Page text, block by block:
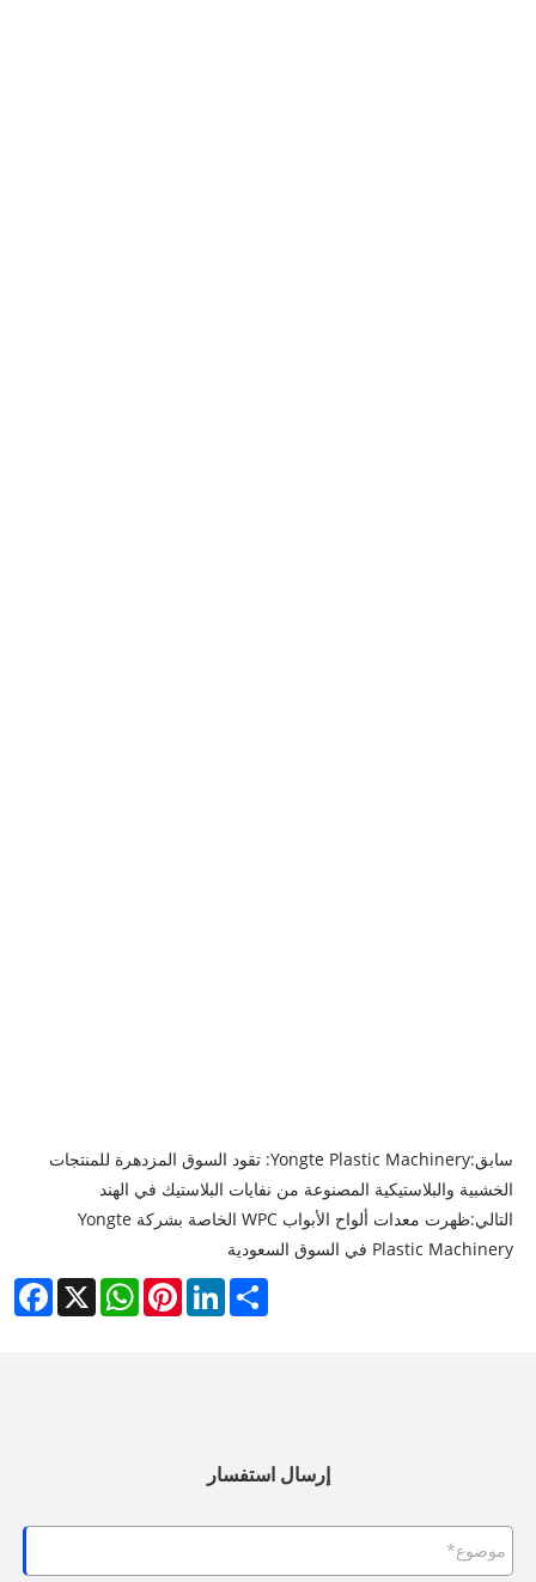
سابق:
Yongte Plastic Machinery: تقود السوق المزدهرة للمنتجات
الخشبية والبلاستيكية المصنوعة من نفايات البلاستيك في الهند
التالي:
ظهرت معدات ألواح الأبواب WPC الخاصة بشركة Yongte
Plastic Machinery في السوق السعودية
X
WhatsAppPinterestLinkedInShare
إرسال استفسار